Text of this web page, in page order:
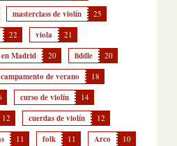
masterclass de violín 25
22 viola 21
en Madrid 20 fiddle 20
campamento de verano 18
curso de violín 14
12 cuerdas de violín 12
11 folk 11 Arco 10